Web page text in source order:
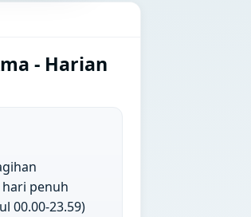
- Harian
hari penuh
00.00-23.59)